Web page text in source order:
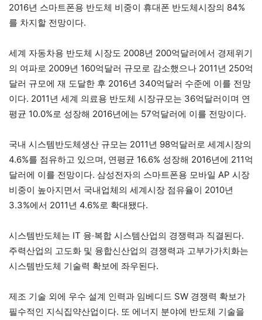
2016년 스마트폰용 반도체 비중이 휴대폰 반도체시장의 84%
를 차지할 전망이다.
세계 자동차용 반도체 시장도 2008년 200억달러에서 경제위기
의 여파로 2009년 160억달러 규모로 감소했으나 2011년 250억
달러 규모에 재 도달한 후 2016년 340억달러 수준에 이를 전망
이다. 2011년 세계 의료용 반도체 시장규모는 36억달러이며 연
평균 10.0%로 성장해 2016년에는 57억달러에 이를 전망이다.
국내 시스템반도체생산 규모는 2011년 98억달러로 세계시장의
4.6%를 점유하고 있으며, 연평균 16.6% 성장해 2016년에 211억
달러에 이를 전망이다. 삼성전자의 스마트폰용 모바일 AP 시장
비중이 높아지면서 국내업체의 세계시장 점유율이 2010년
3.3%에서 2011년 4.6%로 확대됐다.
시스템반도체는 IT 융·복합 시스템산업의 경쟁력과 직결된다.
주력산업의 고도화 및 융합신산업의 경쟁력과 고부가가치화는
시스템반도체 기술력 확보에 좌우된다.
제조 기술 외에 우수 설계 인력과 임베디드 SW 경쟁력 확보가
필수적인 지식집약산업이다. 또 에너지 분야에 반도체 기술을